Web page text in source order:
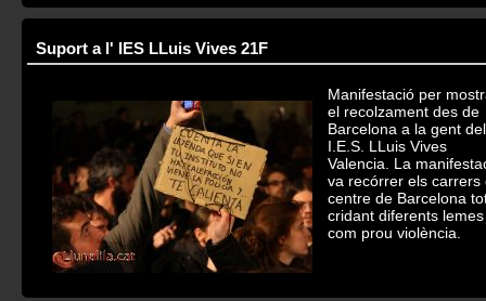
Suport a l' IES LLuis Vives 21F
Manifestació per
el recolzament des de
Barcelona a la gent del
I.E.S. LLuis Vives
Valencia. La
va recórrer els carrers
centre de Barcelona
cridant diferents lemes
com prou violència.